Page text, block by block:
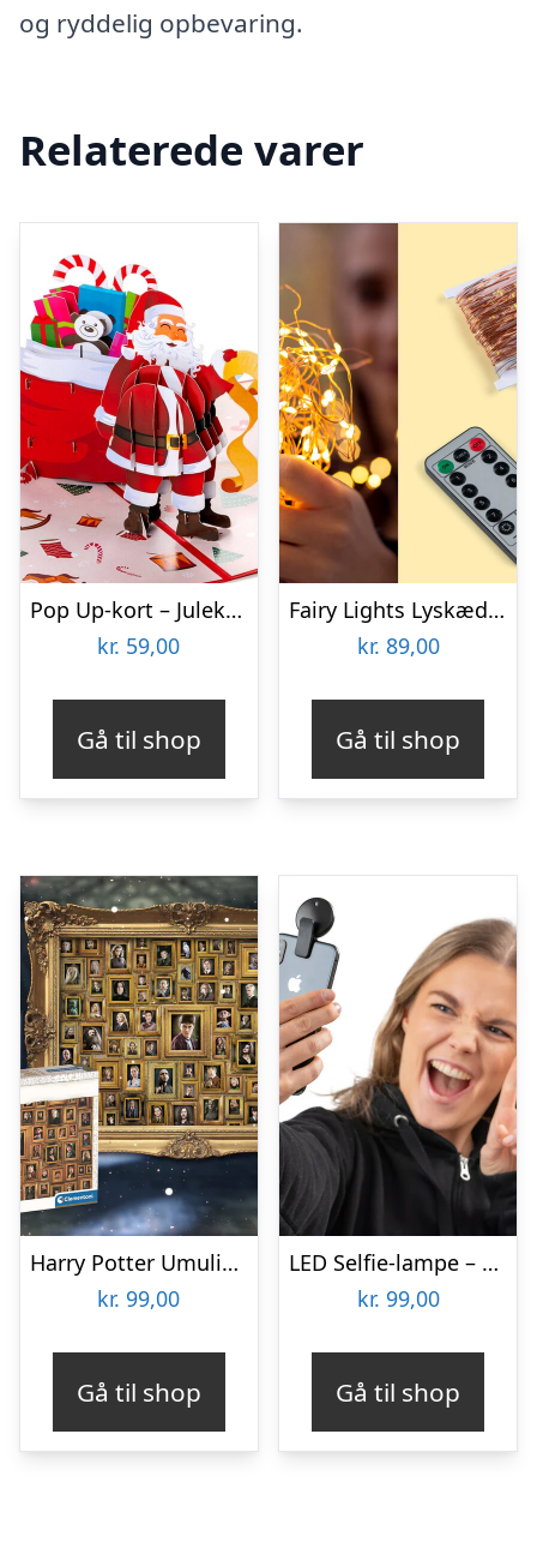
og ryddelig opbevaring.
Relaterede varer
Pop Up-kort – Julekort Julemandens Julegavesæk
kr. 59,00
Gå til shop
Fairy Lights Lyskæde – Spralla
kr. 89,00
Gå til shop
Harry Potter Umulig Puslespil
kr. 99,00
Gå til shop
LED Selfie-lampe – Vooni
kr. 99,00
Gå til shop